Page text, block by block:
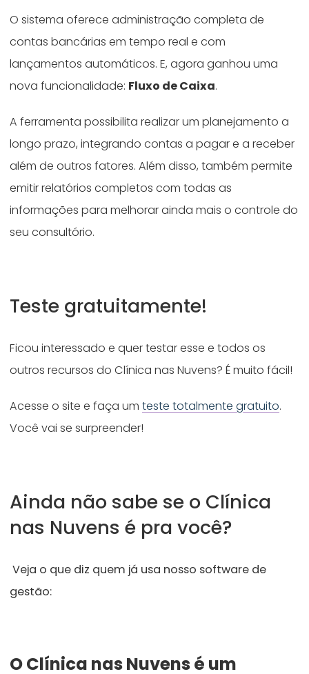
O sistema oferece administração completa de
contas bancárias em tempo real e com
lançamentos automáticos. E, agora ganhou uma
nova funcionalidade: Fluxo de Caixa.
A ferramenta possibilita realizar um planejamento a
longo prazo, integrando contas a pagar e a receber
além de outros fatores. Além disso, também permite
emitir relatórios completos com todas as
informações para melhorar ainda mais o controle do
seu consultório.
Teste gratuitamente!
Ficou interessado e quer testar esse e todos os
outros recursos do Clínica nas Nuvens? É muito fácil!
Acesse o site e faça umteste totalmente gratuito.
Você vai se surpreender!
Ainda não sabe se o Clínica
nas Nuvens é pra você?
Veja o que diz quem já usa nosso software de
gestão:
O Clínica nas Nuvens é um